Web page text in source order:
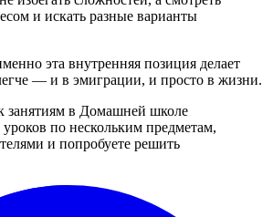
и искать разные варианты
эта внутренняя позиция делает
— и в эмиграции, и просто в жизни.
занятиям в Домашней школе
по нескольким предметам,
и попробуете решить